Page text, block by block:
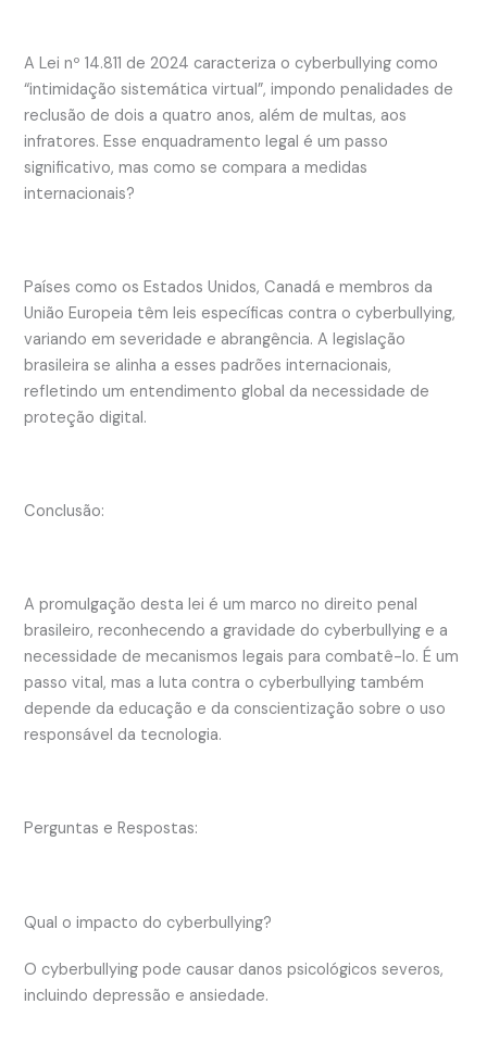
A Lei nº 14.811 de 2024 caracteriza o cyberbullying como
“intimidação sistemática virtual”, impondo penalidades de
reclusão de dois a quatro anos, além de multas, aos
infratores. Esse enquadramento legal é um passo
significativo, mas como se compara a medidas
internacionais?
Países como os Estados Unidos, Canadá e membros da
União Europeia têm leis específicas contra o cyberbullying,
variando em severidade e abrangência. A legislação
brasileira se alinha a esses padrões internacionais,
refletindo um entendimento global da necessidade de
proteção digital.
Conclusão:
A promulgação desta lei é um marco no direito penal
brasileiro, reconhecendo a gravidade do cyberbullying e a
necessidade de mecanismos legais para combatê-lo. É um
passo vital, mas a luta contra o cyberbullying também
depende da educação e da conscientização sobre o uso
responsável da tecnologia.
Perguntas e Respostas:
Qual o impacto do cyberbullying?
O cyberbullying pode causar danos psicológicos severos,
incluindo depressão e ansiedade.